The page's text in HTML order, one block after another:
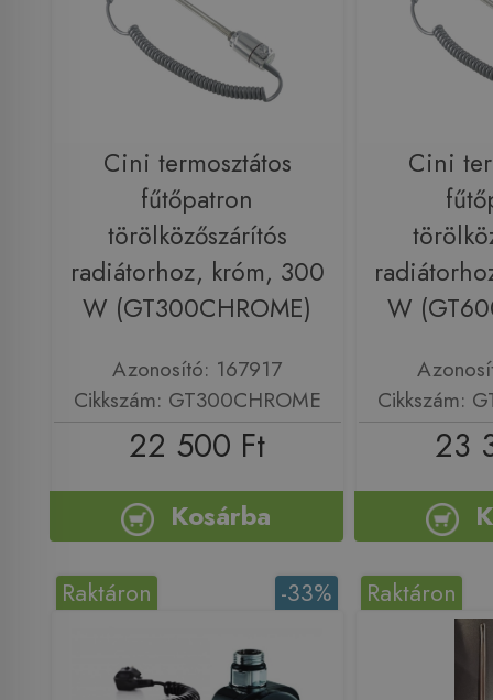
Cini termosztátos
fűtőpatron
törölközőszárítós
radiátorhoz, króm, 300
W (GT300CHROME)
Azonosító: 167917
Cikkszám: GT300CHROME
22 500 Ft
Kosárba
Cini
W
Cikkszám:
23
-33%
Raktáron Raktáron